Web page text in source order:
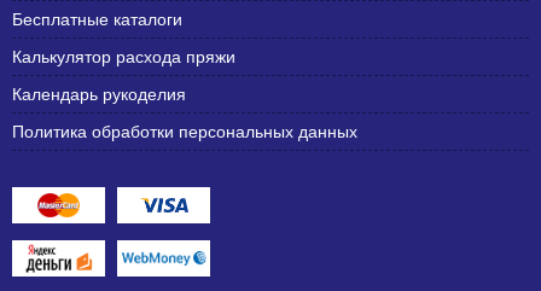
Бесплатные каталоги
Калькулятор расхода пряжи
Календарь рукоделия
Политика обработки персональных данных